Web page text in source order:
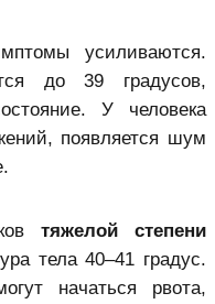
усиливаются.
до 39 градусов,
У человека
появляется шум
тяжелой степени
тела 40–41 градус.
начаться рвота,